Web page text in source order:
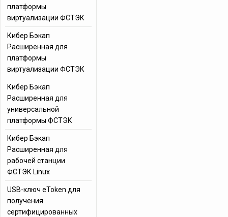
платформы
виртуализации ФСТЭК
Кибер Бэкап
Расширенная для
платформы
виртуализации ФСТЭК
Кибер Бэкап
Расширенная для
универсальной
платформы ФСТЭК
Кибер Бэкап
Расширенная для
рабочей станции
ФСТЭК Linux
USB-ключ eToken для
получения
сертифицированных